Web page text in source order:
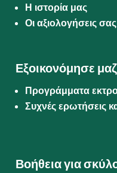
Η ιστορία μας
Οι αξιολογήσεις
Εξοικονόμησε
Προγράμματα
Συχνές ερωτήσεις
Βοήθεια για